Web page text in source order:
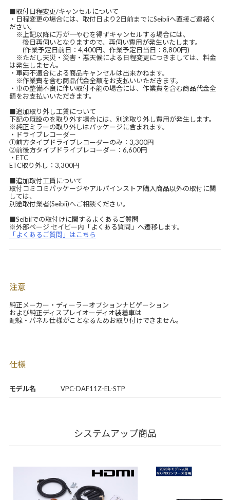
モデル名 VPC-DAF11Z-EL-STP
■取付日程変更/キャンセルについて
・日程変更の場合には、取付日より2日前までにSeibiiへ直接ご連絡く
ださい。
※上記以降に万が一やむを得ずキャンセルする場合には、
後日再伺いとなりますので、再伺い費用が発生いたします。
(作業予定日前日：4,400円、作業予定日当日：8,800円)
※ただし天災・災害・悪天候による日程変更につきましては、料金
は発生しません。
・車両不適合による商品キャンセルは出来かねます。
※作業費を含む商品代金全額をお支払いいただきます。
・車の整備不良に伴い取付不能の場合には、作業費を含む商品代金全
額をお支払いいただきます。
■追加取り外し工賃について
下記の既設のを取り外す場合には、別途取り外し費用が発生します。
※純正ミラーの取り外しはパッケージに含まれます。
・ドライブレコーダー
①前方タイプドライブレコーダーのみ：3,300円
②前後方タイプドライブレコーダー：6,600円
・ETC
ETC取り外し：3,300円
■追加取付工賃について
取付コミコミパッケージやアルパインストア購入商品以外の取付に関
しては、
別途取付業者(Seibii)へご相談ください。
■Seibiiでの取付けに関するよくあるご質問
※外部ページ セイビー内「よくある質問」へ遷移します。
「よくあるご質問」はこちら
注意
純正メーカー・ディーラーオプションナビゲーション
および純正ディスプレイオーディオ装着車は
配線・パネル仕様がことなるためお取り付けできません。
仕様
システムアップ商品